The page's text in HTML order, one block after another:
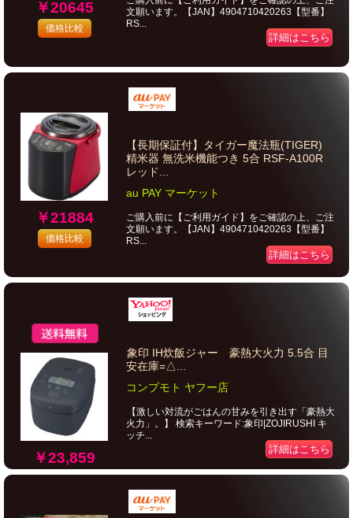
￥20645
価格比較
文願います。【JAN】4904710420263【型番】
RS...
詳細はこちら
￥21884
価格比較
【長期保証付】タイガー魔法瓶(TIGER)
精米器 無洗米機能つき 5合 RSF-A100R
レッド...
au PAY マーケット
ご購入前に【ご利用ガイド】をご確認の上、ご注
文願います。【JAN】4904710420263【型番】
RS...
詳細はこちら
￥23,859
象印 IH炊飯ジャー 豪熱大火力 5.5合 目
安在庫=△...
コンプモト ヤフー店
【激しい対流がごはんの甘みを引き出す「豪熱大
火力」。】 検索キーワード:象印|ZOJIRUSHI キ
ッチ...
詳細はこちら